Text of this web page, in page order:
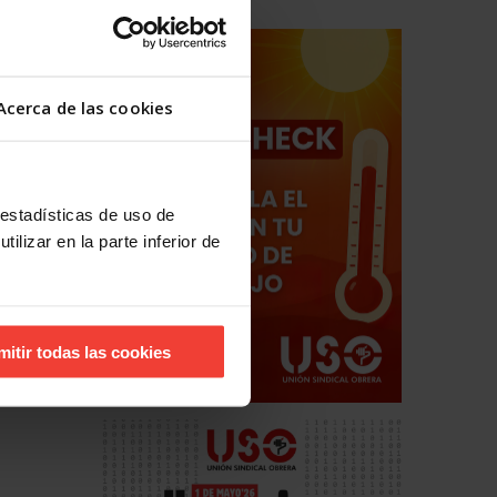
de las cookies
de uso de
en la parte inferior de
todas las cookies